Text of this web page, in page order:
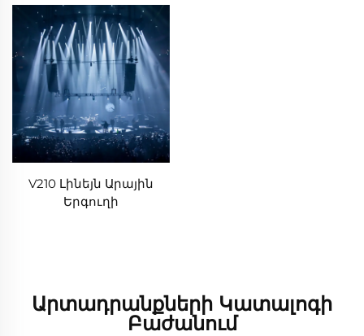
V210 Լինեյն Արային
Երգուղի
Արտադրանքների Կատալոգի
Բաժանում